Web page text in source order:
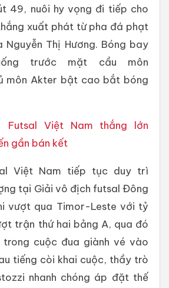
49, nuôi hy vọng đi tiếp cho
xuất phát từ pha đá phạt
Nguyễn Thị Hương. Bóng bay
trước mặt cầu môn
môn Akter bật cao bắt bóng
Futsal Việt Nam thắng lớn
gần bán kết
Việt Nam tiếp tục duy trì
tại Giải vô địch futsal Đông
vượt qua Timor-Leste với tỷ
trận thứ hai bảng A, qua đó
trong cuộc đua giành vé vào
tiếng còi khai cuộc, thầy trò
nhanh chóng áp đặt thế